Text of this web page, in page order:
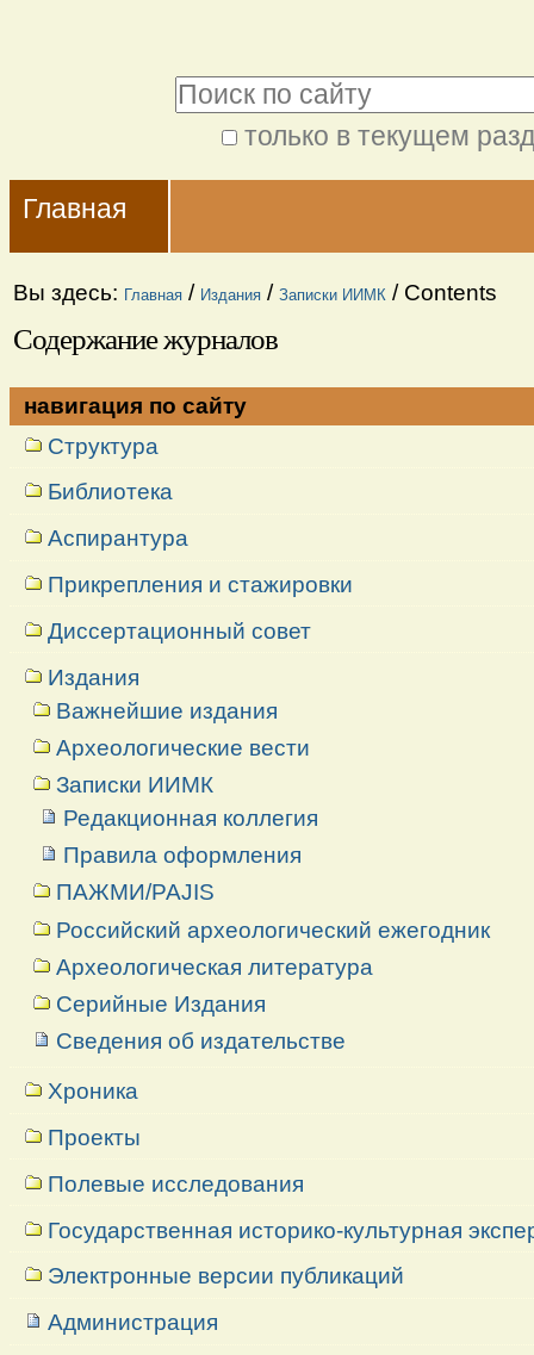
содержимому.
Перейти
навигации
только в текущем
поиск
Navigation
Главная
Вы здесь: Главная / Издания / Записки ИИМК / Contents
Содержание журналов
навигация по сайту
Структура
Библиотека
Аспирантура
Прикрепления и стажировки
Диссертационный совет
Издания
Важнейшие издания
Археологические вести
Записки ИИМК
Редакционная коллегия
Правила оформления
ПАЖМИ/PAJIS
Российский археологический ежегодник
Археологическая литература
Серийные Издания
Сведения об издательстве
Хроника
Проекты
Полевые исследования
Государственная историко-культурная
Электронные версии публикаций
Администрация